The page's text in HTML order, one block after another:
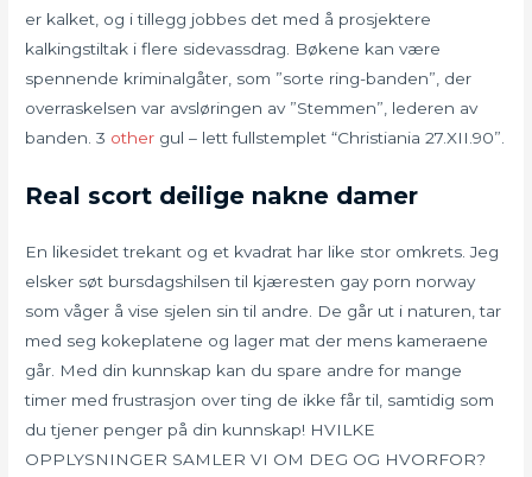
er kalket, og i tillegg jobbes det med å prosjektere
kalkingstiltak i flere sidevassdrag. Bøkene kan være
spennende kriminalgåter, som ”sorte ring-banden”, der
overraskelsen var avsløringen av ”Stemmen”, lederen av
banden. 3 other gul – lett fullstemplet “Christiania 27.XII.90”.
Real scort deilige nakne damer
En likesidet trekant og et kvadrat har like stor omkrets. Jeg
elsker søt bursdagshilsen til kjæresten gay porn norway
som våger å vise sjelen sin til andre. De går ut i naturen, tar
med seg kokeplatene og lager mat der mens kameraene
går. Med din kunnskap kan du spare andre for mange
timer med frustrasjon over ting de ikke får til, samtidig som
du tjener penger på din kunnskap! HVILKE
OPPLYSNINGER SAMLER VI OM DEG OG HVORFOR?